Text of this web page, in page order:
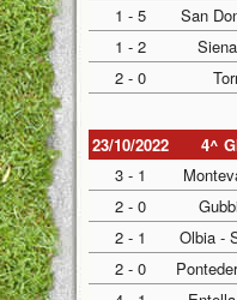
1 - 5
San
1 - 2
2 - 0
23/10/2022 4^
3 - 1
2 - 0
2 - 1
Olbia -
2 - 0